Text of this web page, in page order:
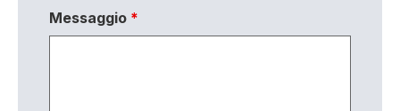
Messaggio *